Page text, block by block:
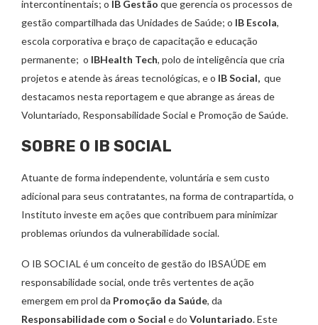
intercontinentais; o IB Gestão que gerencia os processos de
gestão compartilhada das Unidades de Saúde; o IB Escola,
escola corporativa e braço de capacitação e educação
permanente; o IBHealth Tech, polo de inteligência que cria
projetos e atende às áreas tecnológicas, e o IB Social, que
destacamos nesta reportagem e que abrange as áreas de
Voluntariado, Responsabilidade Social e Promoção de Saúde.
SOBRE O IB SOCIAL
Atuante de forma independente, voluntária e sem custo
adicional para seus contratantes, na forma de contrapartida, o
Instituto investe em ações que contribuem para minimizar
problemas oriundos da vulnerabilidade social.
O IB SOCIAL é um conceito de gestão do IBSAÚDE em
responsabilidade social, onde três vertentes de ação
emergem em prol da Promoção da Saúde, da
Responsabilidade com o Social e do Voluntariado. Este